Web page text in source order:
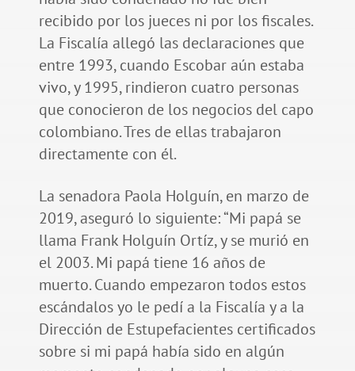
recibido por los jueces ni por los fiscales.
La Fiscalía allegó las declaraciones que
entre 1993, cuando Escobar aún estaba
vivo, y 1995, rindieron cuatro personas
que conocieron de los negocios del capo
colombiano. Tres de ellas trabajaron
directamente con él.
La senadora Paola Holguín, en marzo de
2019, aseguró lo siguiente: “Mi papá se
llama Frank Holguín Ortíz, y se murió en
el 2003. Mi papá tiene 16 años de
muerto. Cuando empezaron todos estos
escándalos yo le pedí a la Fiscalía y a la
Dirección de Estupefacientes certificados
sobre si mi papá había sido en algún